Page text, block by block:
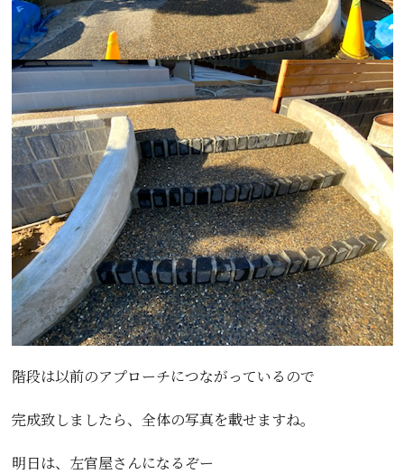
階段は以前のアプローチにつながっているので
完成致しましたら、全体の写真を載せますね。
明日は、左官屋さんになるぞー